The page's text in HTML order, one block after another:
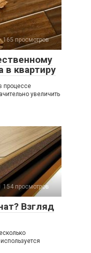
165 просмотров
в квартиру
процессе
увеличить
154 просмотров
Взгляд